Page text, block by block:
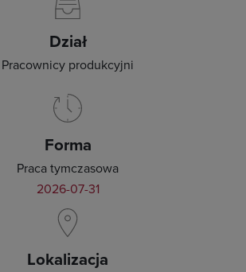
Dział
Pracownicy produkcyjni
Forma
Praca tymczasowa
2026-07-31
Lokalizacja